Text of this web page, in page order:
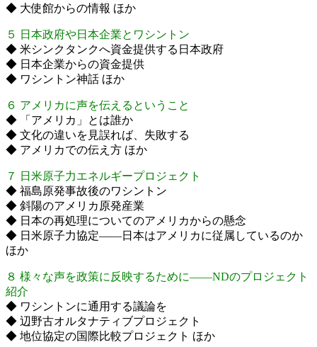
◆ 大使館からの情報 ほか
５ 日本政府や日本企業とワシントン
◆ 米シンクタンクへ資金提供する日本政府
◆ 日本企業からの資金提供
◆ ワシントン神話 ほか
６ アメリカに声を伝えるということ
◆ 「アメリカ」とは誰か
◆ 文化の違いを見誤れば、失敗する
◆ アメリカでの伝え方 ほか
７ 日米原子力エネルギープロジェクト
◆ 福島原発事故後のワシントン
◆ 斜陽のアメリカ原発産業
◆ 日本の再処理についてのアメリカからの懸念
◆ 日米原子力協定――日本はアメリカに従属しているのか
ほか
８ 様々な声を政策に反映するために――NDのプロジェクト
紹介
◆ ワシントンに通用する議論を
◆ 辺野古オルタナティブプロジェクト
◆ 地位協定の国際比較プロジェクト ほか